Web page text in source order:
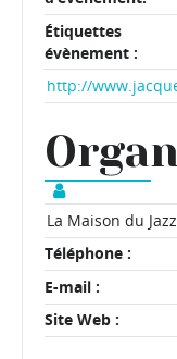
Étiquettes
évènement :
http://
La Maison du Jazz
Téléphone :
E-mail :
Site Web :